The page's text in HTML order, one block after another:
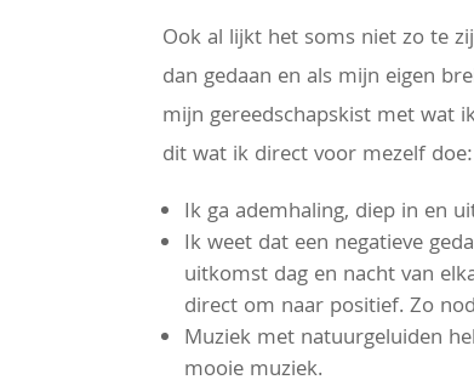
Ook al lijkt het soms niet zo te
dan gedaan en als mijn eigen
mijn gereedschapskist met wat
dit wat ik direct voor mezelf doe:
Ik ga ademhaling, diep in en
Ik weet dat een negatieve
uitkomst dag en nacht van
direct om naar positief. Zo
Muziek met natuurgeluiden
mooie muziek.